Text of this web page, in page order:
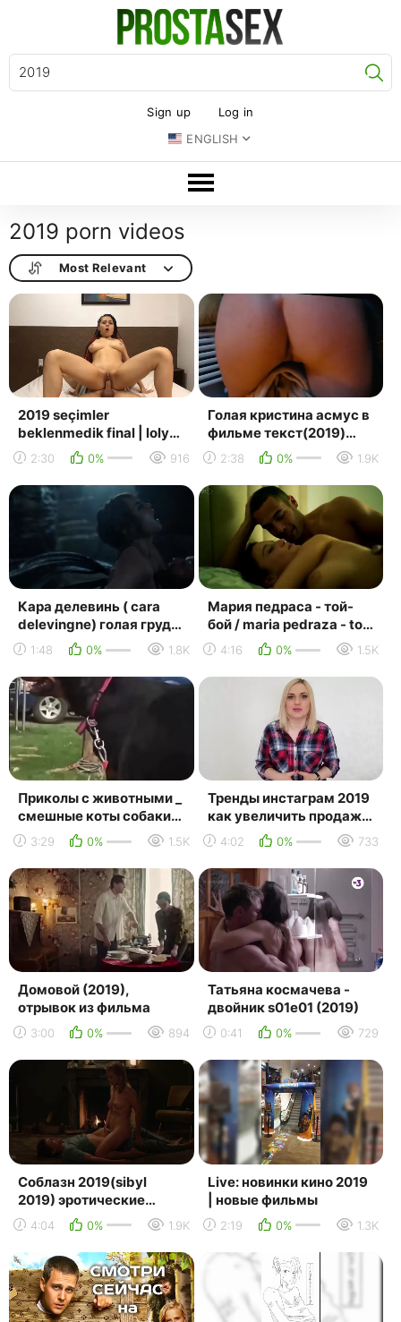
Sign up
Log in
ENGLISH
2019 porn videos
Most Relevant
2019 seçimler
beklenmedik final | loly
lips | türkçe altyazılı
2:30 0% 916
Голая кристина асмус в
фильме текст(2019)
[hd720,
russian,blonde,pov,all
sex,blowj...
2:38 0% 1.9K
Кара делевинь ( cara
delevingne) голая грудь
секс карнивал роу
(сша,2019)
1:48 0% 1.8K
Мария педраса - той-
бой / maria pedraza - toy
boy ( 2019 )
4:16 0% 1.5K
Приколы с животными _
смешные коты собаки
2019 _ до слез я видел
все _ юмор от ren...
3:29 0% 1.5K
Тренды инстаграм 2019
как увеличить продажи
в инстаграм
4:02 0% 733
Домовой (2019),
отрывок из фильма
3:00 0% 894
Татьяна космачева -
двойник s01e01 (2019)
0:41 0% 729
Соблазн 2019(sibyl
2019) эротические
сцены
4:04 0% 1.9K
Live: новинки кино 2019
| новые фильмы
2:19 0% 1.3K